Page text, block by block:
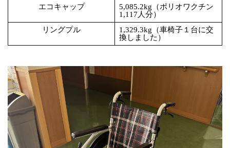
エコキャップ
5,085.2kg（ポリオワクチン
1,117人分）
リングプル
1,329.3kg（車椅子１台に交
換しました）